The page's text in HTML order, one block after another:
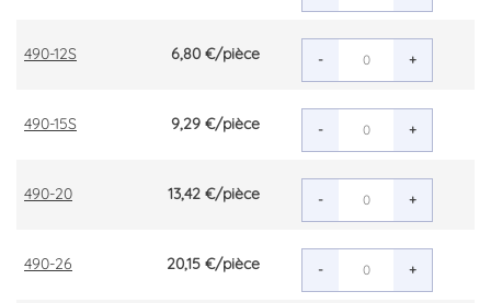
490-12S 6,80 €/pièce - +
490-15S 9,29 €/pièce - +
490-20 13,42 €/pièce - +
490-26 20,15 €/pièce - +